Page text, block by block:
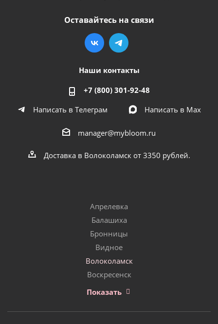
Оставайтесь на связи
Наши контакты
+7 (800) 301-92-48
Написать в Телеграм
Написать в Мах
manager@mybloom.ru
Доставка в Волоколамск от 3350 рублей.
Апрелевка
Балашиха
Бронницы
Видное
Волоколамск
Воскресенск
Показать